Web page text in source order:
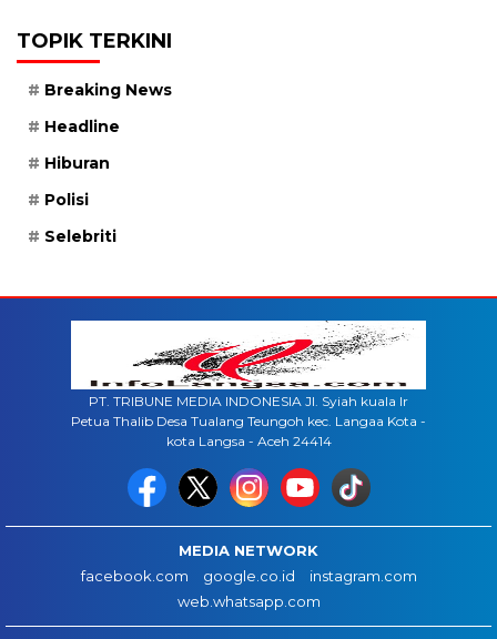
TOPIK TERKINI
Breaking News
Headline
Hiburan
Polisi
Selebriti
PT. TRIBUNE MEDIA INDONESIA Jl. Syiah kuala lr
Petua Thalib Desa Tualang Teungoh kec. Langaa Kota -
kota Langsa - Aceh 24414
MEDIA NETWORK
facebook.com
google.co.id
instagram.com
web.whatsapp.com